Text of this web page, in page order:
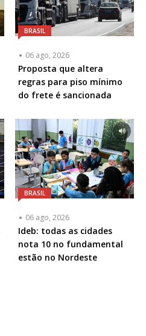
BRASIL
06 ago, 2026
Proposta que altera
regras para piso mínimo
do frete é sancionada
BRASIL
06 ago, 2026
Ideb: todas as cidades
nota 10 no fundamental
estão no Nordeste